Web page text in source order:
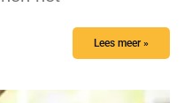
Lees meer »